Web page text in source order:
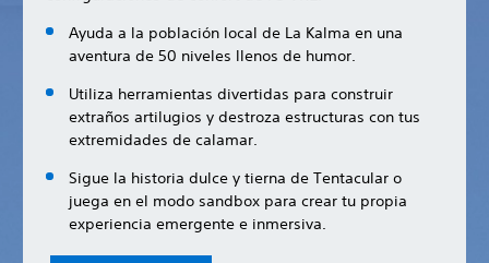
Ayuda a la población local de La Kalma en una
aventura de 50 niveles llenos de humor.
Utiliza herramientas divertidas para construir
extraños artilugios y destroza estructuras con tus
extremidades de calamar.
Sigue la historia dulce y tierna de Tentacular o
juega en el modo sandbox para crear tu propia
experiencia emergente e inmersiva.